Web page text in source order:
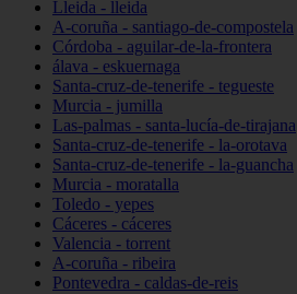
Lleida - lleida
A-coruña - santiago-de-compostela
Córdoba - aguilar-de-la-frontera
álava - eskuernaga
Santa-cruz-de-tenerife - tegueste
Murcia - jumilla
Las-palmas - santa-lucía-de-tirajana
Santa-cruz-de-tenerife - la-orotava
Santa-cruz-de-tenerife - la-guancha
Murcia - moratalla
Toledo - yepes
Cáceres - cáceres
Valencia - torrent
A-coruña - ribeira
Pontevedra - caldas-de-reis